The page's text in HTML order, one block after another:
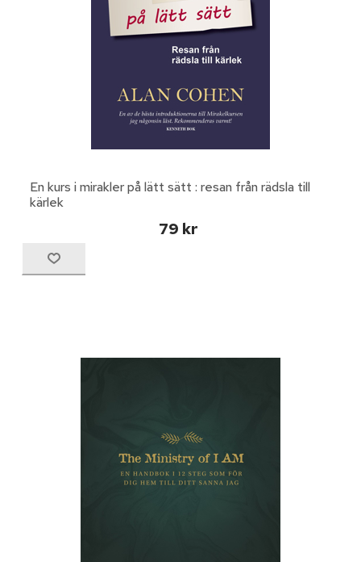
En kurs i mirakler på lätt sätt : resan från rädsla till
kärlek
79 kr